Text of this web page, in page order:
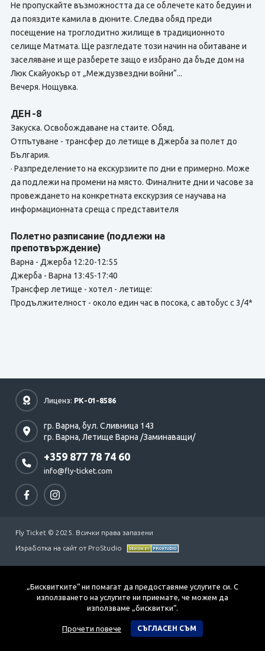
Не пропускайте възможността да се облечете като бедуин и
да пояздите камила в дюните. Следва обяд преди
посещение на троглодитно жилище в традиционното
селище Матмата. Ще разгледате този начин на обитаване и
заселяване и ще разберете защо е избрано да бъде дом на
Люк Скайуокър от „Междузвездни войни“...
Вечеря. Нощувка.
ДЕН -8
Закуска. Освобождаване на стаите. Обяд.
Отпътуване - трансфер до летище в Джерба за полет до
България.
· Разпределението на екскурзиите по дни е примерно. Може
да подлежи на промени на място. Финалните дни и часове за
провеждането на конкретната екскурзия се научава на
информационната среща с представителя
Полетно разписание (подлежи на
препотвърждение)
Варна - Джерба 12:20-12:55
Джерба - Варна 13:45-17:40
Трансфер летище - хотел - летище:
Продължителност - около един час в посока, с автобус с 3/4*
Лиценз: РК-01-8586
гр. Варна, бул. Сливница 143
гр. Варна, Летище Варна /Заминаващи/
+359 877 78 74 60
info@fly-ticket.com
Fly Ticket © 2025. Всички права запазени
Изработка на сайт от ProStudio
„Бисквитките“ ни помагат да предоставяме услугите си. С
използването на услугите ни приемате, че можем да
използваме „бисквитки“.
Прочети повече СЪГЛАСЕН СЪМ